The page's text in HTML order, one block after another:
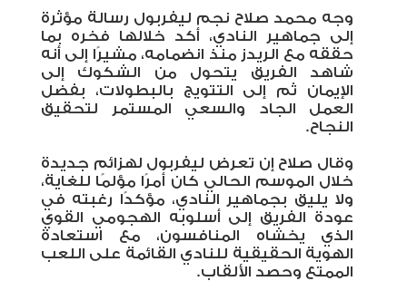
وجه محمد صلاح نجم ليفربول رسالة مؤثرة
إلى جماهير النادي، أكد خلالها فخره بما
حققه مع الريدز منذ انضمامه، مشيرًا إلى أنه
شاهد الفريق يتحول من الشكوك إلى
الإيمان ثم إلى التتويج بالبطولات، بفضل
العمل الجاد والسعي المستمر لتحقيق
النجاح.
وقال صلاح إن تعرض ليفربول لهزائم جديدة
خلال الموسم الحالي كان أمرًا مؤلمًا للغاية،
ولا يليق بجماهير النادي، مؤكدًا رغبته في
عودة الفريق إلى أسلوبه الهجومي القوي
الذي يخشاه المنافسون، مع استعادة
الهوية الحقيقية للنادي القائمة على اللعب
الممتع وحصد الألقاب.